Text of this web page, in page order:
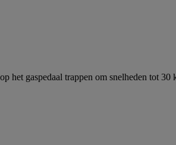
het gaspedaal trappen om snelheden tot 30